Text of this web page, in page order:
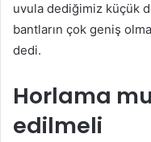
uvula dediğimiz küçük
bantların çok geniş
dedi.
Horlama
edilmeli